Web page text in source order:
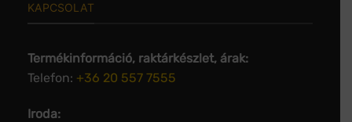
KAPCSOLAT
Termékinformáció, raktárkészlet, árak:
Telefon: +36 20 557 7555
Iroda: